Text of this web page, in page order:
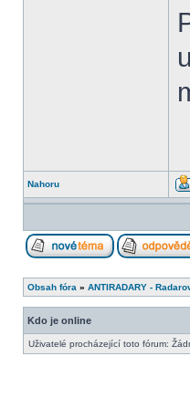
Nahoru
Obsah fóra » ANTIRADARY -
Kdo je online
Uživatelé procházející toto fórum: